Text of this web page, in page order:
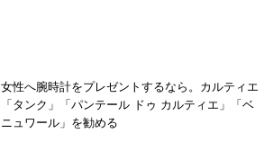
女性へ腕時計をプレゼントするなら。カルティエ
「タンク」「パンテール ドゥ カルティエ」「ベ
ニュワール」を勧める